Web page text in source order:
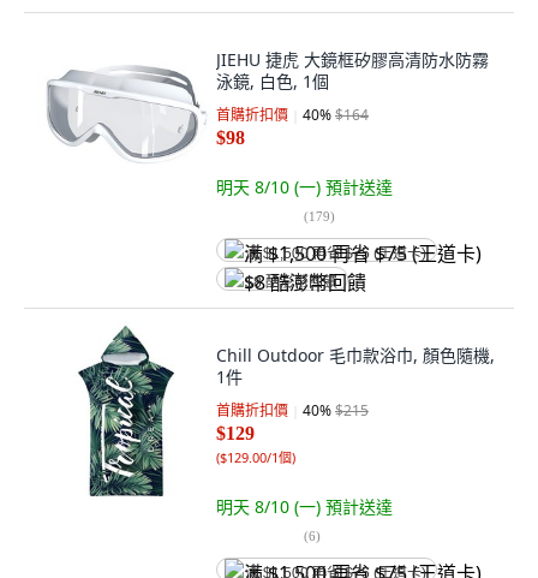
JIEHU 捷虎 大鏡框矽膠高清防水防霧
泳鏡, 白色, 1個
首購折扣價 40%$164
$98
明天 8/10 (一) 預計送達
(179)
满 $1,500 再省 $75 (王道卡)
$8 酷澎幣回饋
Chill Outdoor 毛巾款浴巾, 顏色隨機,
1件
首購折扣價 40%$215
$129
($129.00/1個)
明天 8/10 (一) 預計送達
(6)
满 $1,500 再省 $75 (王道卡)